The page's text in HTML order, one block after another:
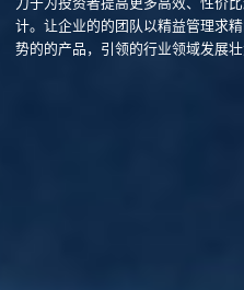
计。让企业的的团队以精益管理求
势的的产品，引领的行业领域发展